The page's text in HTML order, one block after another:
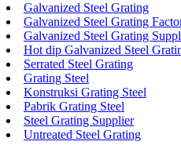
Galvanized Steel Grating
Galvanized Steel Grating
Galvanized Steel Grating
Hot dip Galvanized Steel
Serrated Steel Grating
Grating Steel
Konstruksi Grating Steel
Pabrik Grating Steel
Steel Grating Supplier
Untreated Steel Grating